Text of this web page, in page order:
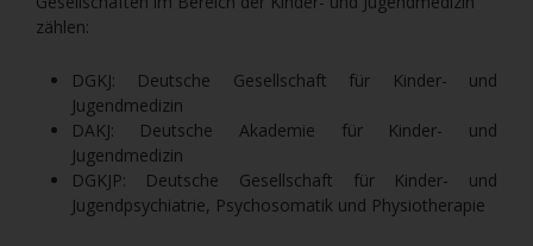
zählen:
DGKJ: Deutsche Gesellschaft für Kinder- und
Jugendmedizin
DAKJ: Deutsche Akademie für Kinder- und
Jugendmedizin
DGKJP: Deutsche Gesellschaft für Kinder- und
Jugendpsychiatrie, Psychosomatik und Physiotherapie